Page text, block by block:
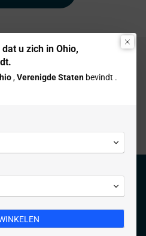
verzending
u zich in Ohio,
,Verenigde Staten bevindt .